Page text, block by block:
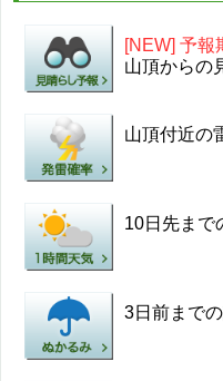
[NEW] 予報
山頂からの
山頂付近の
10日先まで
3日前まで